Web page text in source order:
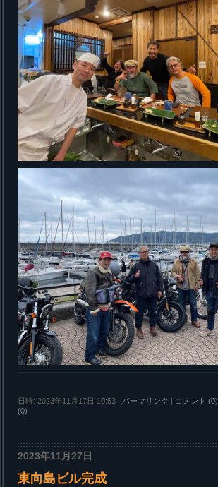
日時: 2023年11月17日 10:53 | パーマリンク | コメント (0)
(0)
2023年11月27日
東向島ビル完成